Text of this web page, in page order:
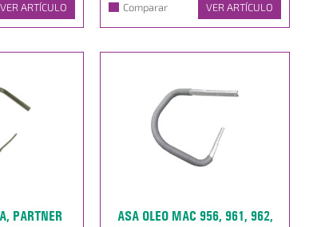
VER ARTÍCULO Comparar VER ARTÍCULO
PARTNER
ASA OLEO MAC 956, 961, 962,